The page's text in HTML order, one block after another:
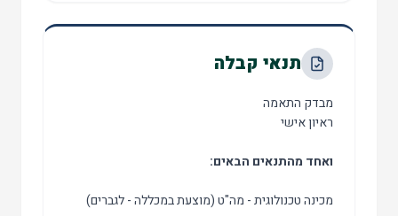
תנאי קבלה
מבדק התאמה
ראיון אישי
ואחד מהתנאים הבאים:
מכינה טכנולוגית - מה"ט (מוצעת במכללה - לגברים)